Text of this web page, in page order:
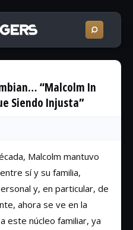
“Malcolm In
Siendo Injusta”
Malcolm mantuvo
sí y su familia,
y, en particular, de
ahora se ve en la
este núcleo familiar, ya